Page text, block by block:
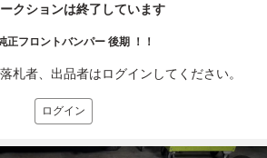
クションは終了しています
正フロントバンパー 後期 ！！
札者、出品者はログインしてください。
ログイン